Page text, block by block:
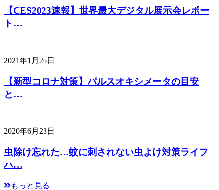
【CES2023速報】世界最大デジタル展示会レポー
ト…
2021年1月26日
【新型コロナ対策】パルスオキシメータの目安
と…
2020年6月23日
虫除け忘れた…蚊に刺されない虫よけ対策ライフ
ハ…
もっと見る